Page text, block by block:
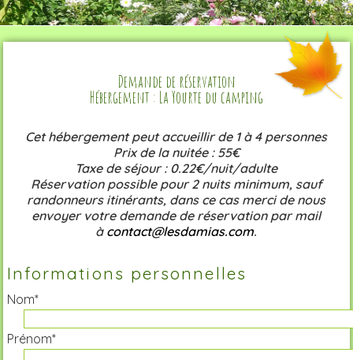
Demande de réservation
Hébergement : La Yourte du camping
Cet hébergement peut accueillir de 1 à 4 personnes
Prix de la nuitée : 55€
Taxe de séjour : 0.22€/nuit/adulte
Réservation possible pour 2 nuits minimum, sauf
randonneurs itinérants, dans ce cas merci de nous
envoyer votre demande de réservation par mail
à contact@lesdamias.com.
Informations personnelles
Nom*
Prénom*